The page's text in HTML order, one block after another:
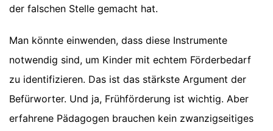
der falschen Stelle gemacht hat.
Man könnte einwenden, dass diese Instrumente
notwendig sind, um Kinder mit echtem Förderbedarf
zu identifizieren. Das ist das stärkste Argument der
Befürworter. Und ja, Frühförderung ist wichtig. Aber
erfahrene Pädagogen brauchen kein zwanzigseitiges